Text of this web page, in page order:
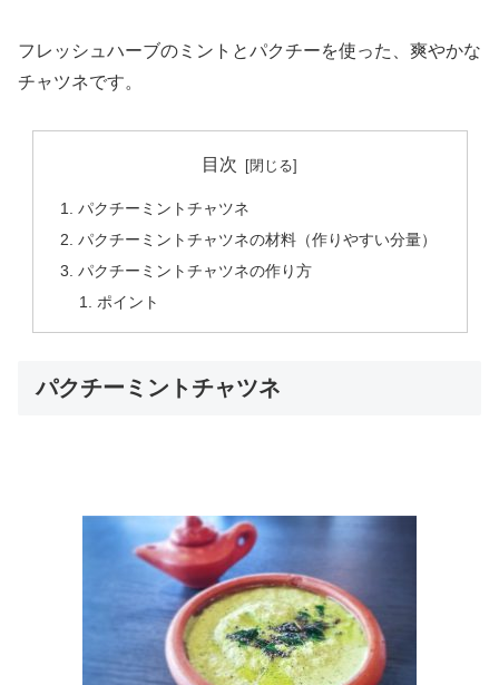
フレッシュハーブのミントとパクチーを使った、爽やかな
チャツネです。
目次
パクチーミントチャツネ
パクチーミントチャツネの材料（作りやすい分量）
パクチーミントチャツネの作り方
ポイント
パクチーミントチャツネ